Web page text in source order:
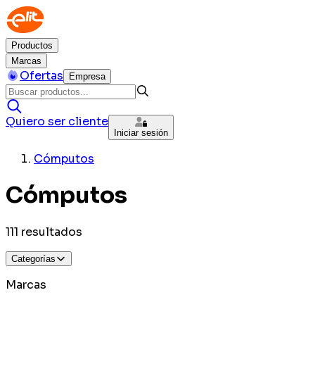
Productos
Marcas
Ofertas Empresa
Quiero ser cliente
Iniciar sesión
Cómputos
Cómputos
111 resultados
Categorías
Marcas